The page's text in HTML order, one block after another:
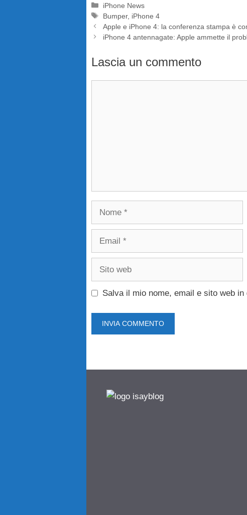
Categorie
iPhone News
Tag
Bumper, iPhone 4
Apple e iPhone 4: la conferenza stampa è
iPhone 4 antennagate: Apple ammette il
Lascia un commento
Nome
Email
Sito
Salva il mio nome, email e sito web